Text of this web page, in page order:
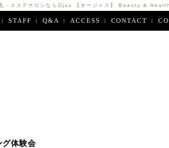
毛・エステサロンならOjas 【オージャス】 Beauty &
STAFF Q&A ACCESS CONTACT
グ体験会